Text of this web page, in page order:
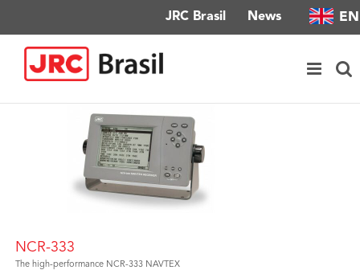
content
JRC Brasil News EN
NCR-333
The high-performance NCR-333 NAVTEX